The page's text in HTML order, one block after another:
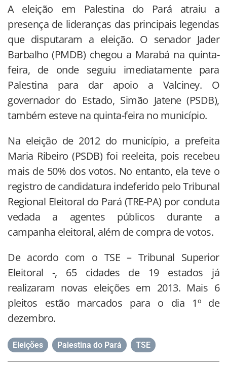
A eleição em Palestina do Pará atraiu a
presença de lideranças das principais legendas
que disputaram a eleição. O senador Jader
Barbalho (PMDB) chegou a Marabá na quinta-
feira, de onde seguiu imediatamente para
Palestina para dar apoio a Valciney. O
governador do Estado, Simão Jatene (PSDB),
também esteve na quinta-feira no município.
Na eleição de 2012 do município, a prefeita
Maria Ribeiro (PSDB) foi reeleita, pois recebeu
mais de 50% dos votos. No entanto, ela teve o
registro de candidatura indeferido pelo Tribunal
Regional Eleitoral do Pará (TRE-PA) por conduta
vedada a agentes públicos durante a
campanha eleitoral, além de compra de votos.
De acordo com o TSE – Tribunal Superior
Eleitoral -, 65 cidades de 19 estados já
realizaram novas eleições em 2013. Mais 6
pleitos estão marcados para o dia 1º de
dezembro.
Eleições Palestina do Pará TSE